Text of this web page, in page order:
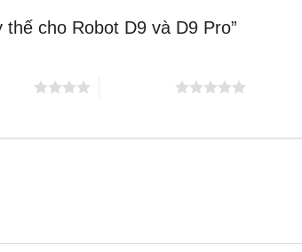
cho Robot D9 và D9 Pro”